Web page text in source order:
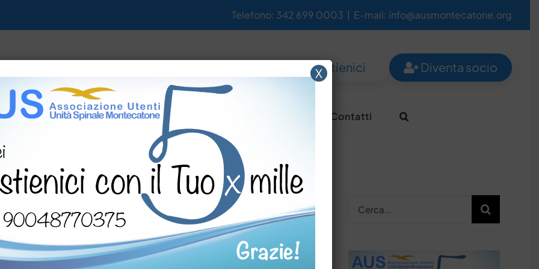
Telefono: 342 699 0003 | E-mail: info@ausmontecatone.org
Sostienici Diventa socio
Notizie Gallerie Contatti
per:
X